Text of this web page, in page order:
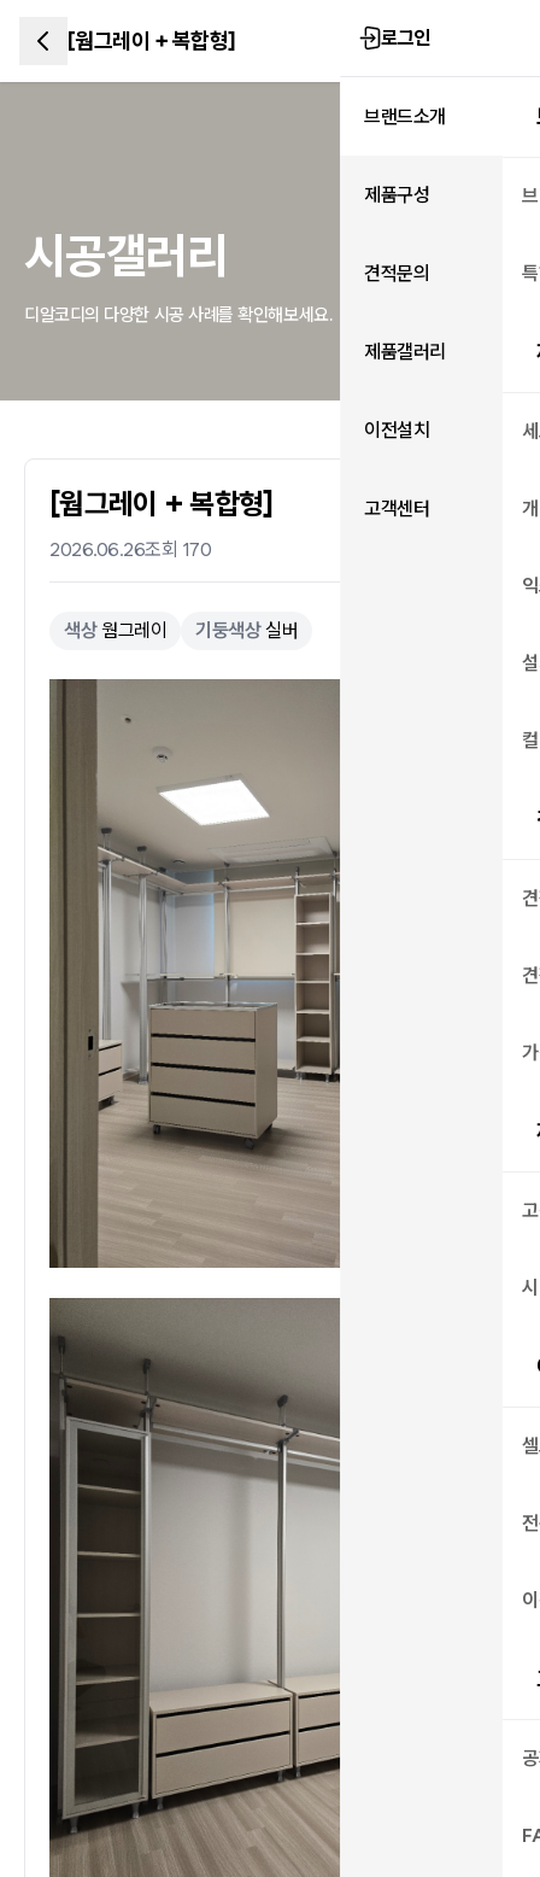
[웜그레이 + 복합형] 로그인
브랜드소개
제품구성
견적문의
제품갤러리
이전설치
고객센터
시공갤러리
디알코디의 다양한 시공 사례를 확인해보세요.
[웜그레이 + 복합형]
2026.06.26조회 170
색상 웜그레이 기둥색상 실버